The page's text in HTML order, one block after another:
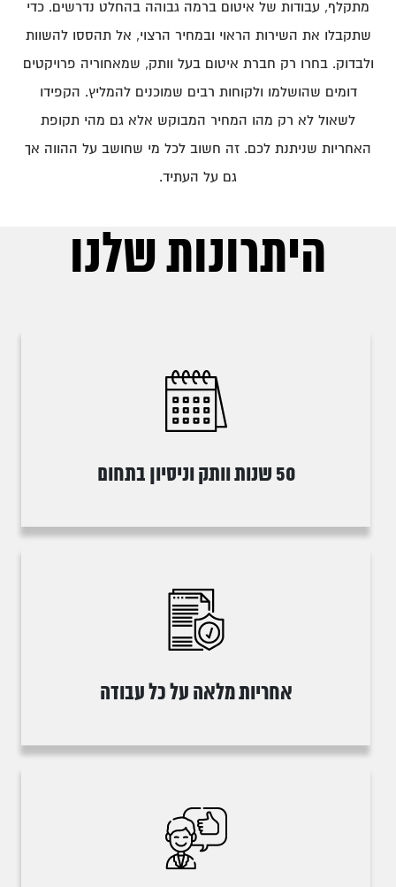
מתקלף, עבודות של איטום ברמה גבוהה בהחלט נדרשים. כדי
שתקבלו את השירות הראוי ובמחיר הרצוי, אל תהססו להשוות
ולבדוק. בחרו רק חברת איטום בעל וותק, שמאחוריה פרויקטים
דומים שהושלמו ולקוחות רבים שמוכנים להמליץ. הקפידו
לשאול לא רק מהו המחיר המבוקש אלא גם מהי תקופת
האחריות שניתנת לכם. זה חשוב לכל מי שחושב על ההווה אך
גם על העתיד.
היתרונות שלנו
50 שנות וותק וניסיון בתחום
אחריות מלאה על כל עבודה